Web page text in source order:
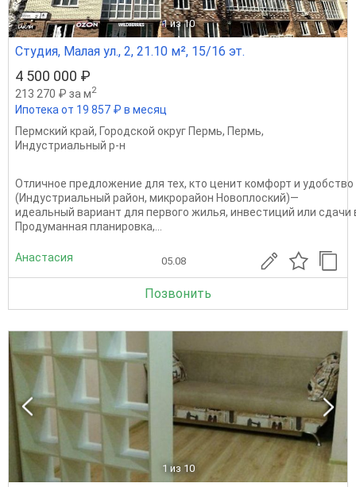
1 из 10
Студия, Малая ул., 2, 21.10 м², 15/16 эт.
4 500 000 ₽
213 270 ₽ за м2
Ипотека от 19 857 ₽ в месяц
Пермский край, Городской округ Пермь, Пермь,
Индустриальный р-н
Отличное предложение для тех, кто ценит комфорт и
(Индустриальный район, микрорайон Новоплоский)—
идеальный вариант для первого жилья, инвестиций или сдачи
Продуманная планировка,...
Анастасия 05.08
Позвонить
1 из 10